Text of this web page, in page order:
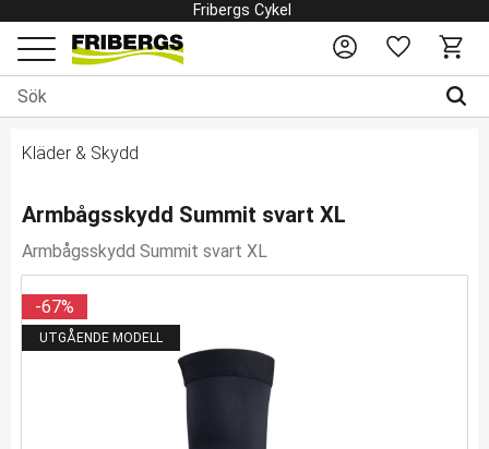
Meny
Fribergs Cykel
Favoriter
Kläder & Skydd
Armbågsskydd Summit svart XL
Armbågsskydd Summit svart XL
67%
UTGÅENDE MODELL